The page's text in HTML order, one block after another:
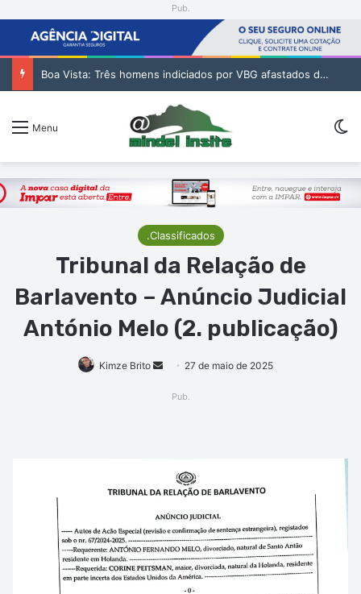
Pub.
Cabo Verde conquista duas medalhas de bronze na Olimpíada Internacional de Inteligência Artificial
Menu
.Classificados
Tribunal da Relação de
Barlavento – Anúncio Judicial
António Melo (2. publicação)
Kimze Brito
Mande27 de maio de 2025
Pub.